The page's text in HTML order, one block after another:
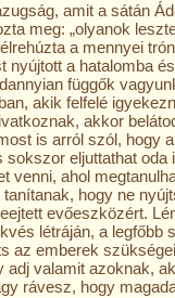
amit a sátán
meg: „olyanok
a mennyei
nyújtott a hatalomba
függők
akik felfelé
akkor
is arról szól, hogy
sokszor eljuttathat oda
venni, ahol
hogy ne
evőeszközért.
létráján, a legfőbb
az emberek
adj valamit azoknak,
rávesz, hogy